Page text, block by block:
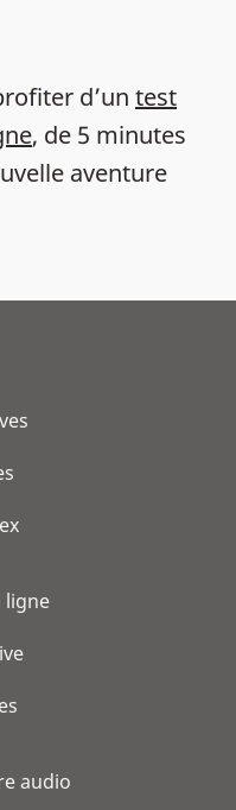
d’un test
, de 5 minutes
aventure
ligne
audio